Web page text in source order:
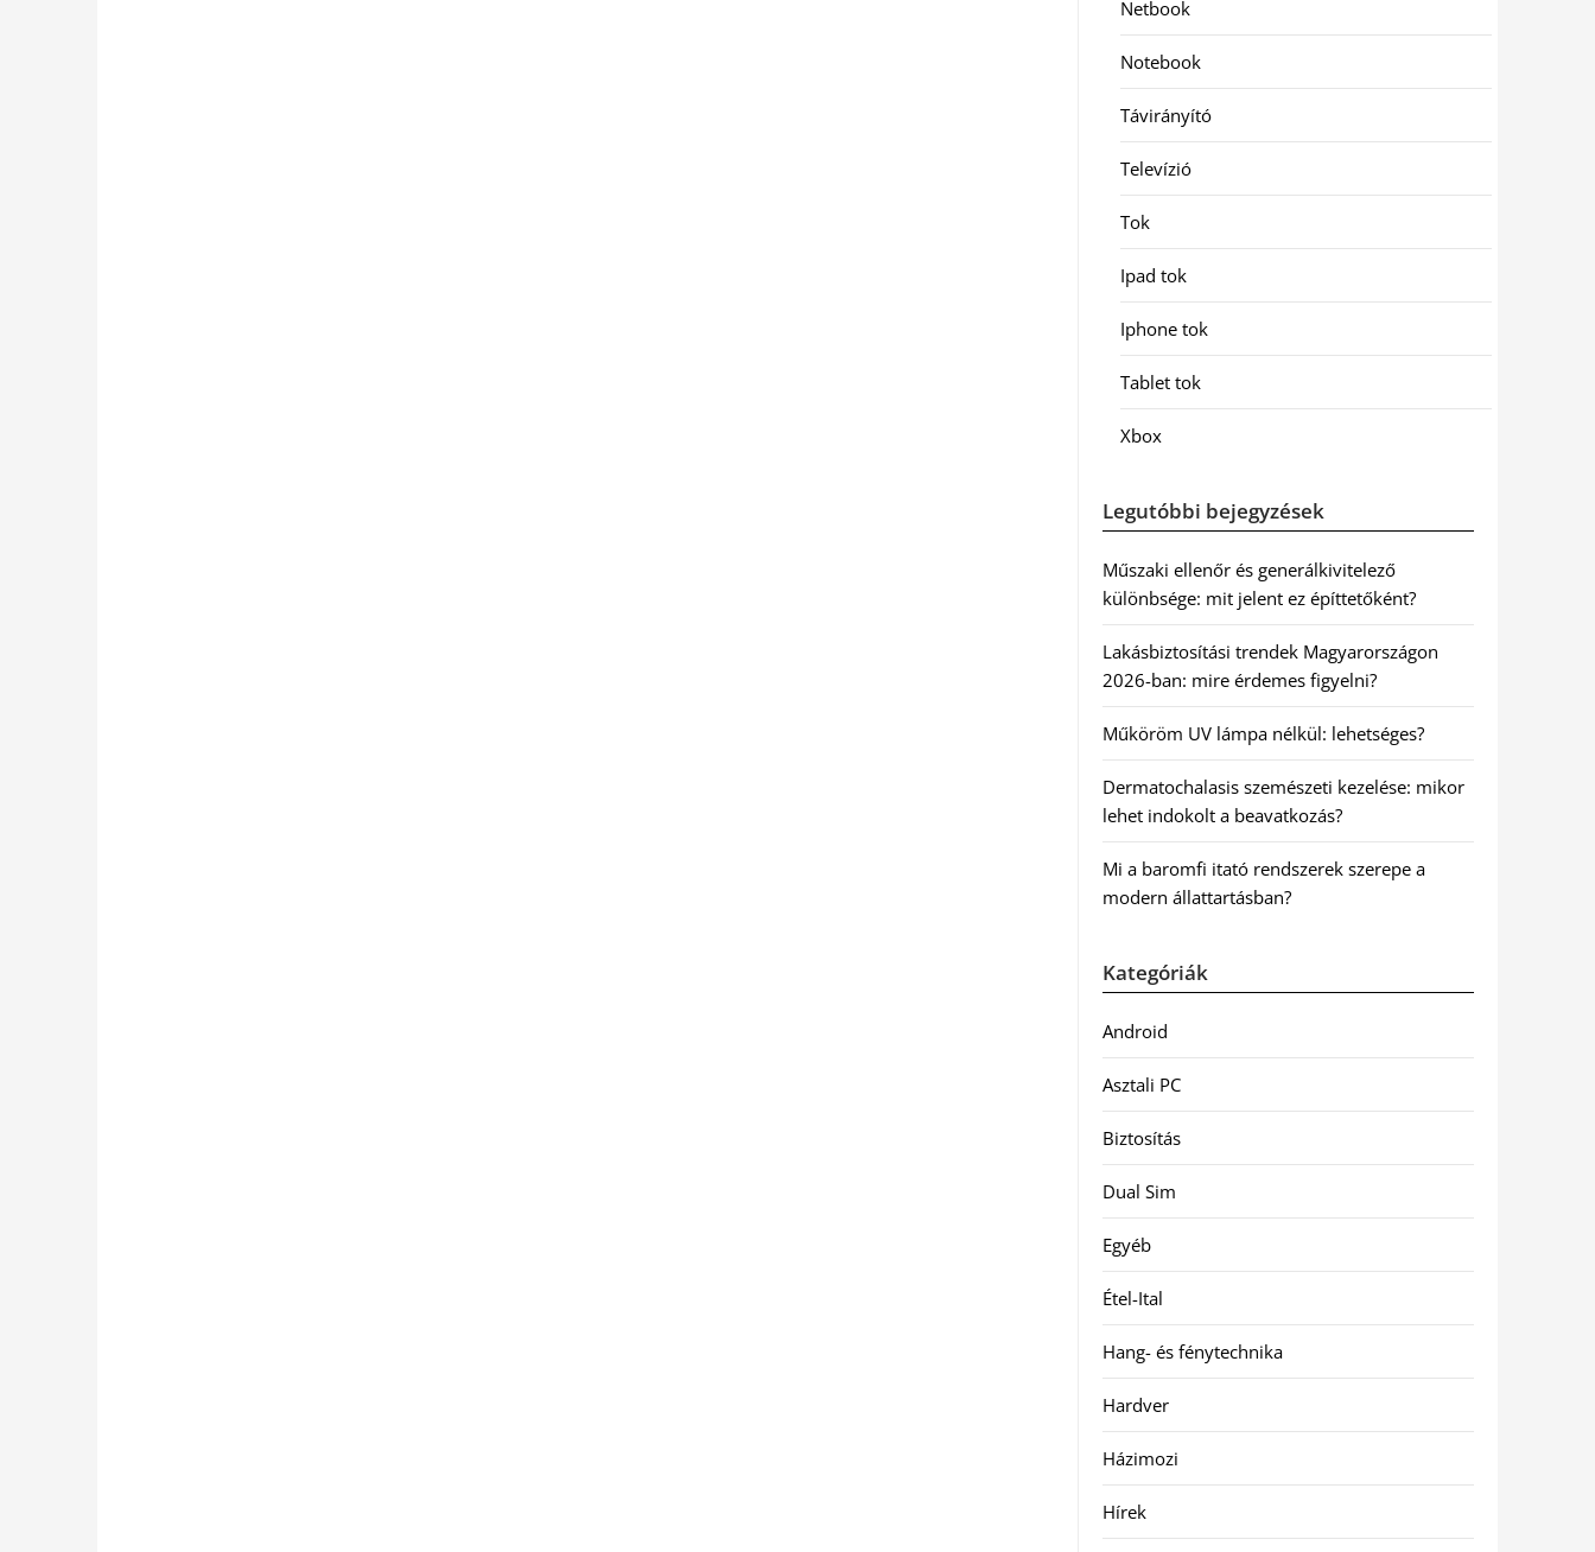
Netbook
Notebook
Távirányító
Televízió
Tok
Ipad tok
Iphone tok
Tablet tok
Xbox
Legutóbbi bejegyzések
Műszaki ellenőr és generálkivitelező
különbsége: mit jelent ez építtetőként?
Lakásbiztosítási trendek Magyarországon
2026-ban: mire érdemes figyelni?
Műköröm UV lámpa nélkül: lehetséges?
Dermatochalasis szemészeti kezelése: mikor
lehet indokolt a beavatkozás?
Mi a baromfi itató rendszerek szerepe a
modern állattartásban?
Kategóriák
Android
Asztali PC
Biztosítás
Dual Sim
Egyéb
Étel-Ital
Hang- és fénytechnika
Hardver
Házimozi
Hírek